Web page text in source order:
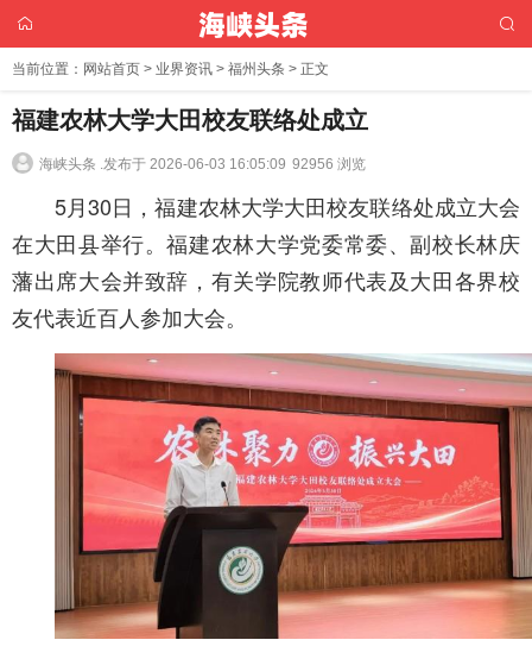
当前位置： 网站首页 > 业界资讯 > 福州头条 > 正文
福建农林大学大田校友联络处成立
海峡头条 .发布于 2026-06-03 16:05:09 92956 浏览
5月30日，福建农林大学大田校友联络处成立大会
在大田县举行。福建农林大学党委常委、副校长林庆
藩出席大会并致辞，有关学院教师代表及大田各界校
友代表近百人参加大会。